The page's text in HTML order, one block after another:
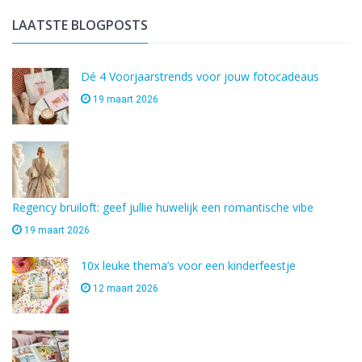
LAATSTE BLOGPOSTS
Dé 4 Voorjaarstrends voor jouw fotocadeaus
19 maart 2026
Regency bruiloft: geef jullie huwelijk een romantische vibe
19 maart 2026
10x leuke thema’s voor een kinderfeestje
12 maart 2026